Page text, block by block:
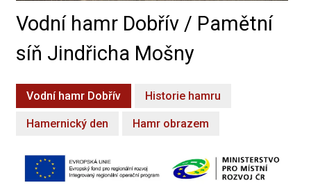
Vodní hamr Dobřív / Pamětní
síň Jindřicha Mošny
Vodní hamr Dobřív Historie hamru
Hamernický den Hamr obrazem